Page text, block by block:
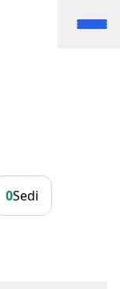
0Sedi